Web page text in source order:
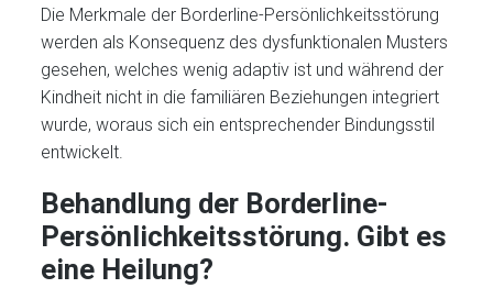
Die Merkmale der Borderline-Persönlichkeitsstörung
werden als Konsequenz des dysfunktionalen Musters
gesehen, welches wenig adaptiv ist und während der
Kindheit nicht in die familiären Beziehungen integriert
wurde, woraus sich ein entsprechender Bindungsstil
entwickelt.
Behandlung der Borderline-
Persönlichkeitsstörung. Gibt es
eine Heilung?